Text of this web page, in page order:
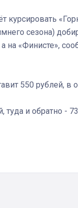
курсировать
сезона)
на «Финисте»,
550 рублей,
и обратно -